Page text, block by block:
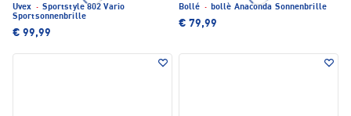
Uvex · Sportstyle 802 Vario
Sportsonnenbrille
€ 99,99
Bollé · bollè Anaconda Sonnenbrille
€ 79,99